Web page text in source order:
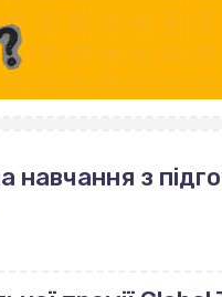
навчання з